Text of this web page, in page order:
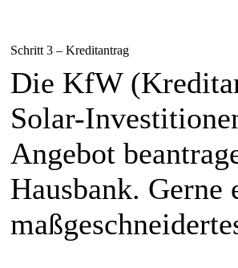
Schritt 3 – Kreditantrag
Die KfW
Solar-
Angebot
Hausbank.